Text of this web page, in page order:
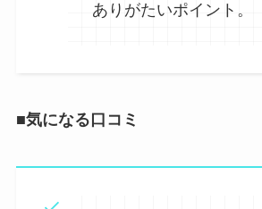
ありがたいポイント。
■気になる口コミ